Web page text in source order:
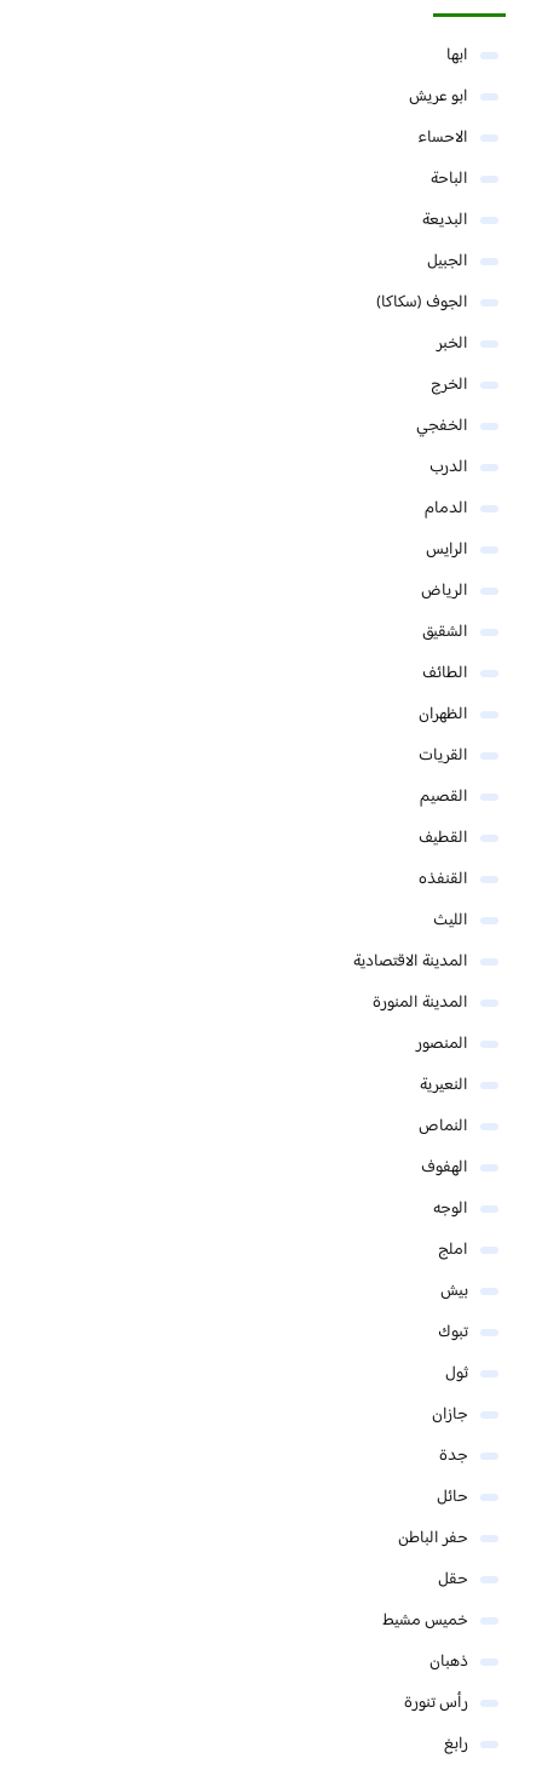
ابها
ابو عريش
الاحساء
الباحة
البديعة
الجبيل
الجوف (سكاكا)
الخبر
الخرج
الخفجي
الدرب
الدمام
الرايس
الرياض
الشقيق
الطائف
الظهران
القريات
القصيم
القطيف
القنفذه
الليث
المدينة الاقتصادية
المدينة المنورة
المنصور
النعيرية
النماص
الهفوف
الوجه
املج
بيش
تبوك
ثول
جازان
جدة
حائل
حفر الباطن
حقل
خميس مشيط
ذهبان
رأس تنورة
رابغ